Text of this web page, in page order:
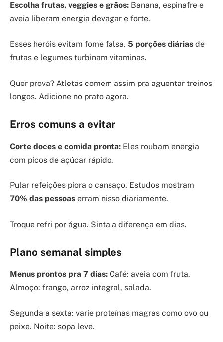
Escolha frutas, veggies e grãos: Banana, espinafre e
aveia liberam energia devagar e forte.
Esses heróis evitam fome falsa. 5 porções diárias de
frutas e legumes turbinam vitaminas.
Quer prova? Atletas comem assim pra aguentar treinos
longos. Adicione no prato agora.
Erros comuns a evitar
Corte doces e comida pronta: Eles roubam energia
com picos de açúcar rápido.
Pular refeições piora o cansaço. Estudos mostram
70% das pessoas erram nisso diariamente.
Troque refri por água. Sinta a diferença em dias.
Plano semanal simples
Menus prontos pra 7 dias: Café: aveia com fruta.
Almoço: frango, arroz integral, salada.
Segunda a sexta: varie proteínas magras como ovo ou
peixe. Noite: sopa leve.